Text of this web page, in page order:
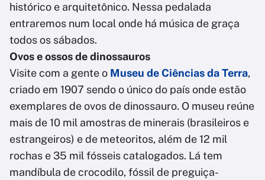
histórico e arquitetônico. Nessa pedalada
entraremos num local onde há música de graça
todos os sábados.
Ovos e ossos de dinossauros
Visite com a gente o Museu de Ciências da Terra,
criado em 1907 sendo o único do país onde estão
exemplares de ovos de dinossauro. O museu reúne
mais de 10 mil amostras de minerais (brasileiros e
estrangeiros) e de meteoritos, além de 12 mil
rochas e 35 mil fósseis catalogados. Lá tem
mandíbula de crocodilo, fóssil de preguiça-